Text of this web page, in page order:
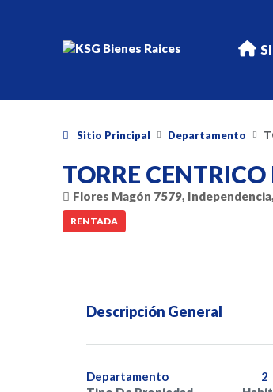
Sitio Principal Departamento
TORRE
Flores Magón 7579,
RENTADA
Descripción General
Departamento
2